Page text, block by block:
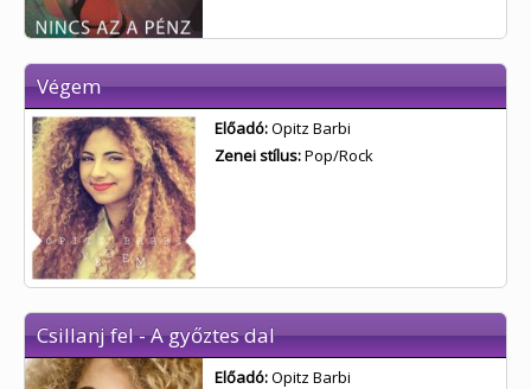
Végem
Előadó:Opitz Barbi
Zenei stílus:Pop/Rock
Csillanj fel - A győztes dal
Előadó:Opitz Barbi